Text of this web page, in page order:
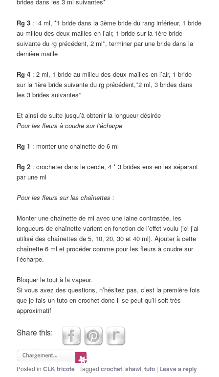
brides dans les 3 ml suivantes*
Rg 3 : 4 ml, *1 bride dans la 3ème bride du rang inférieur, 1 bride
au milieu des deux mailles en l’air, 1 bride sur la 1ère bride
suivante du rg précédent, 2 ml*, terminer par une bride dans la
dernière maille
Rg 4 : 2 ml, 1 bride au milieu des deux mailles en l’air, 1 bride
sur la 1ère bride suivante du rg précédent,*2 ml, 3 brides dans
les 3 brides suivantes*
Et ainsi de suite jusqu’à obtenir la longueur désirée
Pour les fleurs à coudre sur l’écharpe
Rg 1 : monter une chainette de 6 ml
Rg 2 : crocheter dans le cercle, 4 * 3 brides ens en les séparant
par une ml
Pour les fleurs sur les chaînettes :
Monter une chaînette de ml avec une laine contrastée, les
longueurs de chaînette varient en fonction de l’effet voulu (ici j’ai
utilisé des chaînettes de 5, 10, 20, 30 et 40 ml). Ajouter à cette
chaînette 6 ml et procéder comme pour les fleurs à coudre sur
l’écharpe.
Bloquer le tout à la vapeur.
Si vous avez des questions, n’hésitez pas, c’est la première fois
que je fais un tuto en crochet donc il se peut qu’il soit très
approximatif
Share this:
Posted in CLK tricote |Tagged crochet,shawl,tuto | Leave a reply